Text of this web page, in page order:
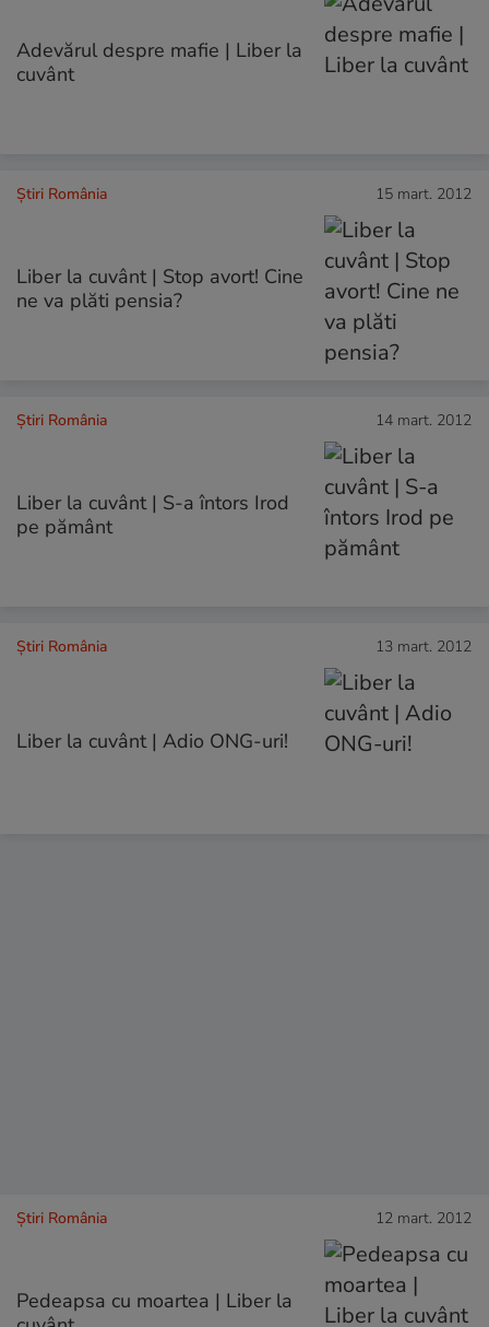
Adevărul despre mafie | Liber la
cuvânt
Știri România 15 mart. 2012
Liber la cuvânt | Stop avort! Cine
ne va plăti pensia?
Știri România 14 mart. 2012
Liber la cuvânt | S-a întors Irod
pe pământ
Știri România 13 mart. 2012
Liber la cuvânt | Adio ONG-uri!
Știri România 12 mart. 2012
Pedeapsa cu moartea | Liber la